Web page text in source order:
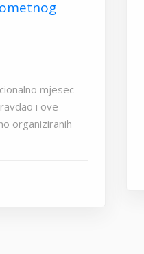
mjesec
i ove
organiziranih